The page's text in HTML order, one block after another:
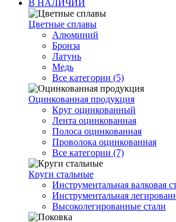
В НАЛИЧИИ
Цветные сплавы
Алюминий
Бронза
Латунь
Медь
Все категории (5)
Оцинкованная продукция
Круг оцинкованный
Лента оцинкованная
Полоса оцинкованная
Проволока оцинкованная
Все категории (7)
Круги стальные
Инструментальная валковая
Инструментальная
Высоколегированные стали